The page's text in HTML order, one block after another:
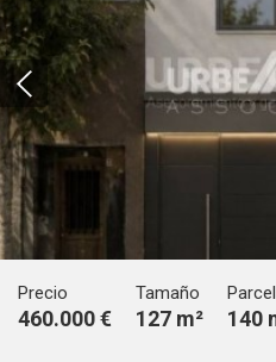
Precio
460.000 €
Tamaño
127 m² 140
Modificar cookies
Técnicas y funcionales
información con la finalidad
Si continua navegando,
instalación de las mismas. El
de configurar su navegador